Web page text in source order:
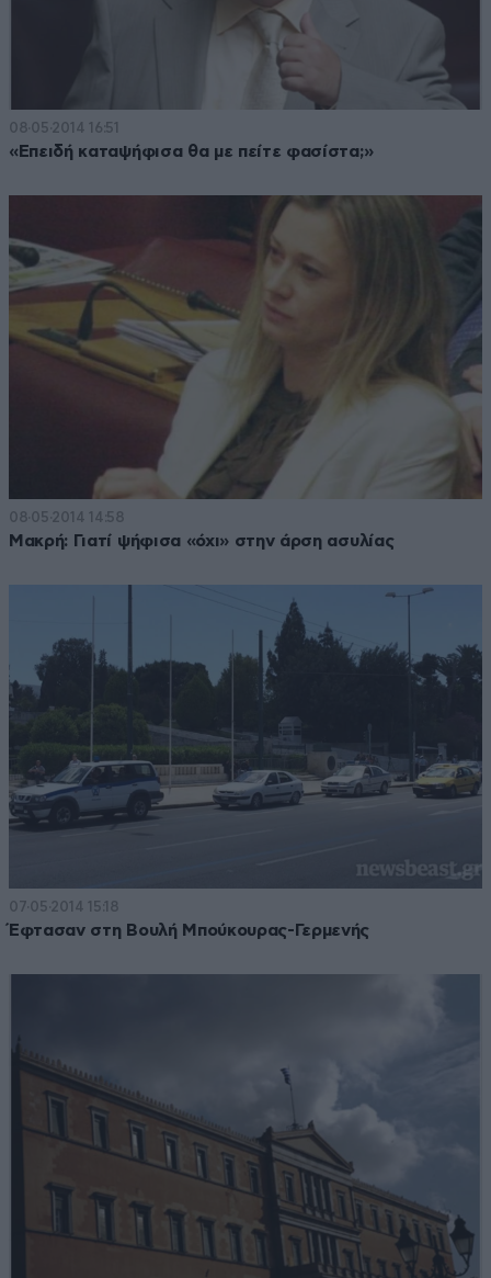
08·05·2014 16:51
«Επειδή καταψήφισα θα με πείτε φασίστα;»
08·05·2014 14:58
Μακρή: Γιατί ψήφισα «όχι» στην άρση ασυλίας
07·05·2014 15:18
Έφτασαν στη Βουλή Μπούκουρας-Γερμενής